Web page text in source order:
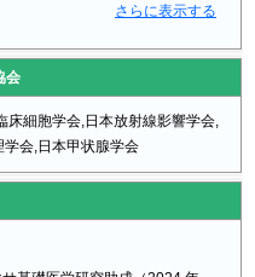
さらに表示する
会
床細胞学会,日本放射線影響学会,
学会,日本甲状腺学会